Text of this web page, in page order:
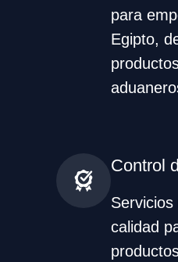
para
Egipto,
Control
calidad